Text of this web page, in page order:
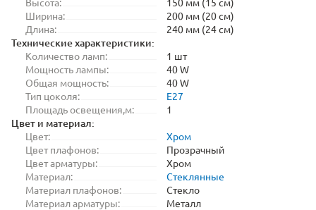
Ширина:
200 мм (20 см)
Длина:
240 мм (24 см)
Технические характеристики:
Количество ламп:
1 шт
Мощность лампы:
40 W
Общая мощность:
40 W
Тип цоколя:
E27
Площадь освещения,м:
1
Цвет и материал:
Цвет:
Хром
Цвет плафонов:
Прозрачный
Цвет арматуры:
Хром
Материал:
Стеклянные
Материал плафонов:
Стекло
Материал арматуры:
Металл